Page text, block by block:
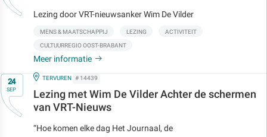
Lezing door VRT-nieuwsanker Wim De Vilder
MENS & MAATSCHAPPIJ LEZING ACTIVITEIT
CULTUURREGIO OOST-BRABANT
Meer informatie
Op24
SEP
IN
TERVUREN # 14439
Lezing met Wim De Vilder Achter de schermen
van VRT-Nieuws
“Hoe komen elke dag Het Journaal, de